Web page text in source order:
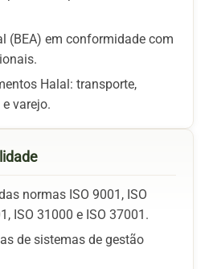
(BEA) em conformidade com
Halal: transporte,
varejo.
normas ISO 9001, ISO
ISO 31000 e ISO 37001.
de sistemas de gestão